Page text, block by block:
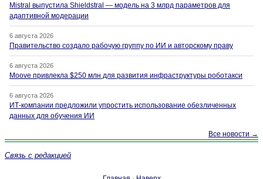
Mistral выпустила Shieldstral — модель на 3 млрд параметров для
адаптивной модерации
6 августа 2026
Правительство создало рабочую группу по ИИ и авторскому праву
6 августа 2026
Moove привлекла $250 млн для развития инфраструктуры роботакси
6 августа 2026
ИТ-компании предложили упростить использование обезличенных
данных для обучения ИИ
Все новости →
Связь с редакцией